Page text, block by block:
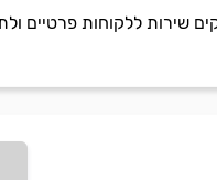
שירות ללקוחות פרטיים